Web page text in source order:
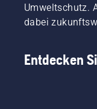
Umweltschutz.
dabei
Entdecken